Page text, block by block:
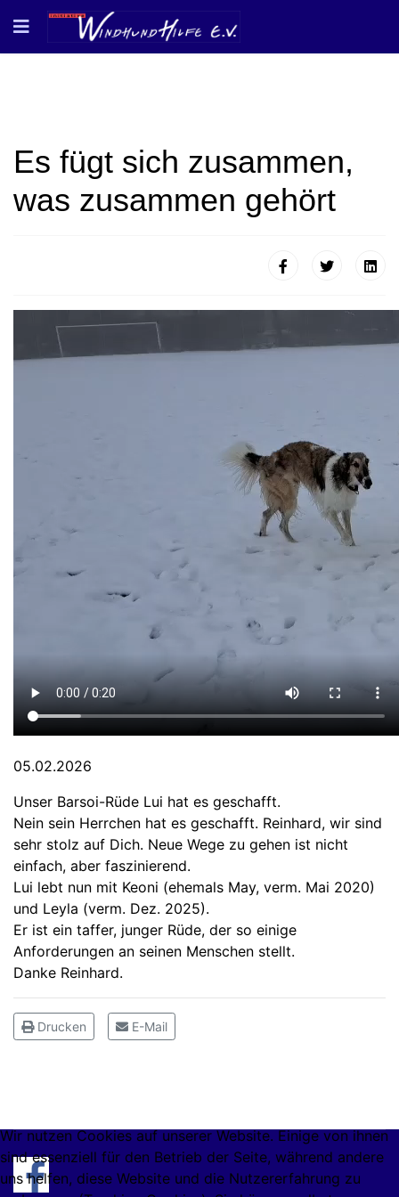
Es fügt sich zusammen,
was zusammen gehört
05.02.2026
Unser Barsoi-Rüde Lui hat es geschafft.
Nein sein Herrchen hat es geschafft. Reinhard, wir sind
sehr stolz auf Dich. Neue Wege zu gehen ist nicht
einfach, aber faszinierend.
Lui lebt nun mit Keoni (ehemals May, verm. Mai 2020)
und Leyla (verm. Dez. 2025).
Er ist ein taffer, junger Rüde, der so einige
Anforderungen an seinen Menschen stellt.
Danke Reinhard.
Drucken E-Mail
Wir nutzen Cookies auf unserer Website. Einige von ihnen
sind essenziell für den Betrieb der Seite, während andere
uns helfen, diese Website und die Nutzererfahrung zu